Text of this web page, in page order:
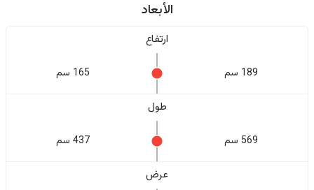
الأبعاد
ارتفاع
189 سم 165 سم
طول
569 سم 437 سم
عرض